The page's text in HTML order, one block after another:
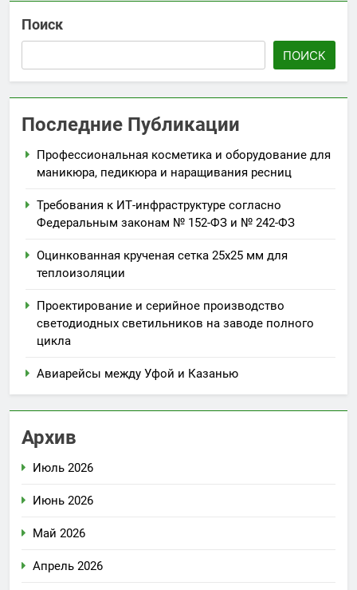
Поиск
ПОИСК
Последние Публикации
Профессиональная косметика и оборудование для
маникюра, педикюра и наращивания ресниц
Требования к ИТ-инфраструктуре согласно
Федеральным законам № 152-ФЗ и № 242-ФЗ
Оцинкованная крученая сетка 25х25 мм для
теплоизоляции
Проектирование и серийное производство
светодиодных светильников на заводе полного
цикла
Авиарейсы между Уфой и Казанью
Архив
Июль 2026
Июнь 2026
Май 2026
Апрель 2026